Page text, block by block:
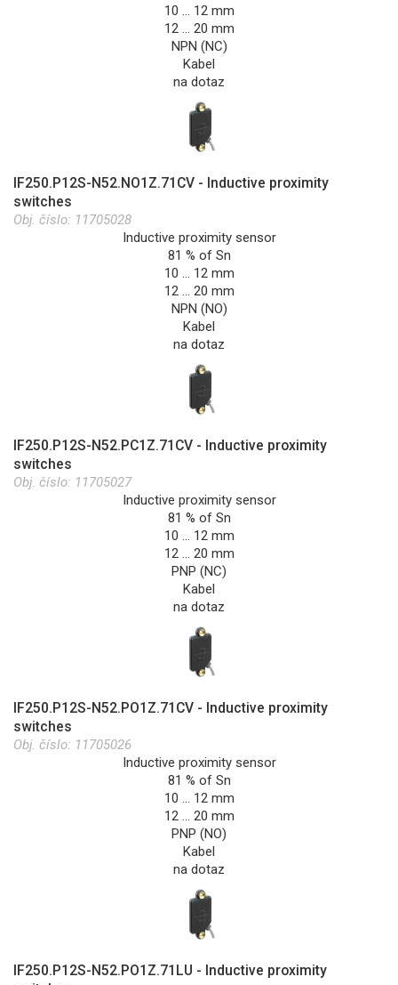
10 … 12 mm
12 … 20 mm
NPN (NC)
Kabel
na dotaz
IF250.P12S-N52.NO1Z.71CV - Inductive proximity
switches
Obj. číslo: 11705028
Inductive proximity sensor
81 % of Sn
10 … 12 mm
12 … 20 mm
NPN (NO)
Kabel
na dotaz
IF250.P12S-N52.PC1Z.71CV - Inductive proximity
switches
Obj. číslo: 11705027
Inductive proximity sensor
81 % of Sn
10 … 12 mm
12 … 20 mm
PNP (NC)
Kabel
na dotaz
IF250.P12S-N52.PO1Z.71CV - Inductive proximity
switches
Obj. číslo: 11705026
Inductive proximity sensor
81 % of Sn
10 … 12 mm
12 … 20 mm
PNP (NO)
Kabel
na dotaz
IF250.P12S-N52.PO1Z.71LU - Inductive proximity